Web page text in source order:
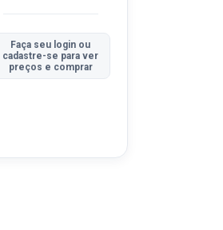
Faça seu login ou
cadastre-se para ver
preços e comprar